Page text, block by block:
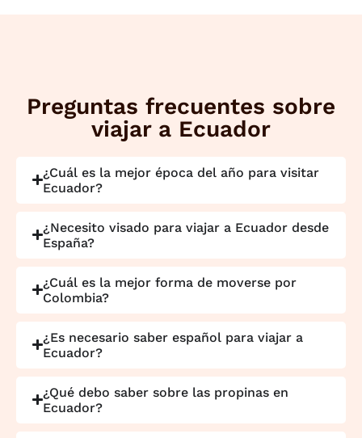
Preguntas frecuentes sobre
viajar a Ecuador
¿Cuál es la mejor época del año para visitar
Ecuador?
¿Necesito visado para viajar a Ecuador desde
España?
¿Cuál es la mejor forma de moverse por
Colombia?
¿Es necesario saber español para viajar a
Ecuador?
¿Qué debo saber sobre las propinas en
Ecuador?